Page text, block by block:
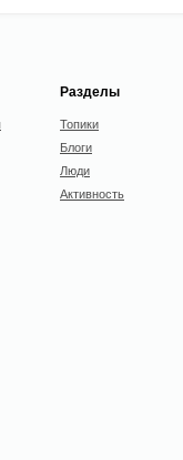
Разделы
Топики
Блоги
Люди
Активность